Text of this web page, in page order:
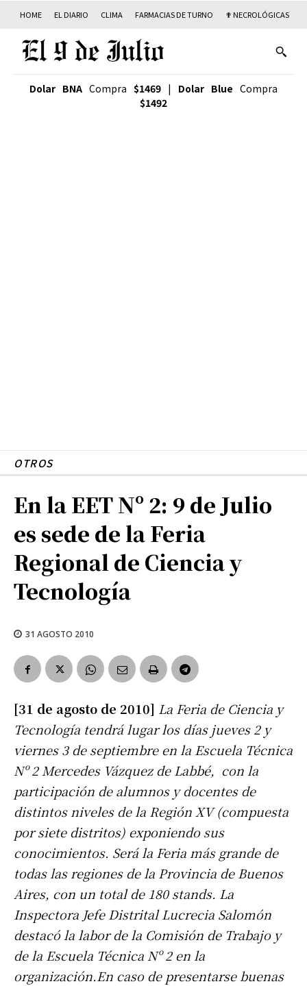
HOME EL DIARIO CLIMA FARMACIAS DE TURNO ✟ NECROLÓGICAS
Dolar BNA Compra $1469 | Dolar Blue Compra
$1492
OTROS
En la EET Nº 2: 9 de Julio
es sede de la Feria
Regional de Ciencia y
Tecnología
31 AGOSTO 2010
[31 de agosto de 2010] La Feria de Ciencia y
Tecnología tendrá lugar los días jueves 2 y
viernes 3 de septiembre en la Escuela Técnica
Nº 2 Mercedes Vázquez de Labbé, con la
participación de alumnos y docentes de
distintos niveles de la Región XV (compuesta
por siete distritos) exponiendo sus
conocimientos. Será la Feria más grande de
todas las regiones de la Provincia de Buenos
Aires, con un total de 180 stands. La
Inspectora Jefe Distrital Lucrecia Salomón
destacó la labor de la Comisión de Trabajo y
de la Escuela Técnica Nº 2 en la
organización.En caso de presentarse buenas